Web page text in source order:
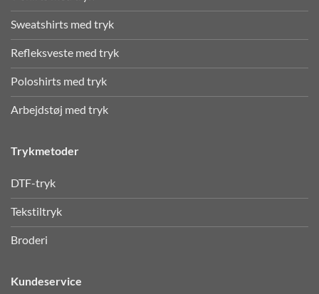
Sweatshirts med tryk
Refleksveste med tryk
Poloshirts med tryk
Arbejdstøj med tryk
Trykmetoder
DTF-tryk
Tekstiltryk
Broderi
Kundeservice